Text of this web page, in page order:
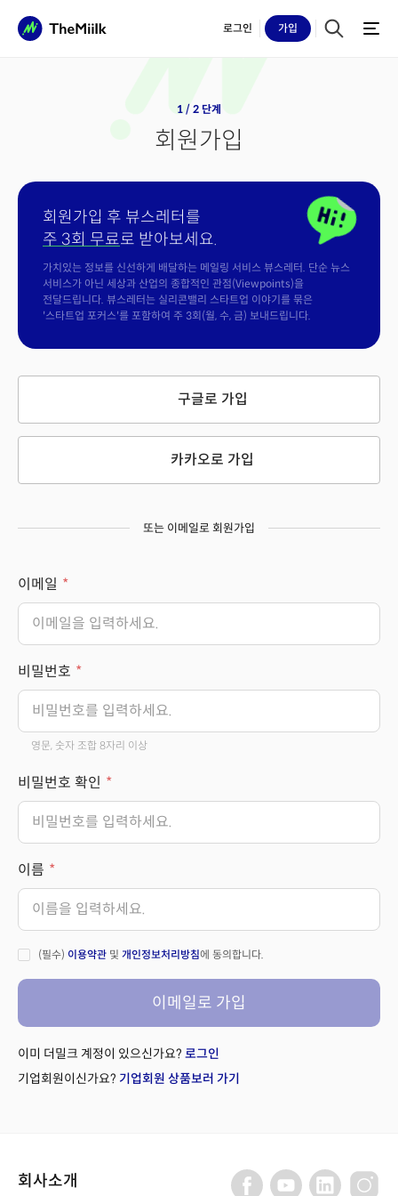
로그인 가입
1 / 2 단계
회원가입
회원가입 후 뷰스레터를
주 3회 무료로 받아보세요.
가치있는 정보를 신선하게 배달하는 메일링 서비스 뷰스레터. 단순 뉴스
서비스가 아닌 세상과 산업의 종합적인 관점(Viewpoints)을
전달드립니다. 뷰스레터는 실리콘밸리 스타트업 이야기를 묶은
'스타트업 포커스'를 포함하여 주 3회(월, 수, 금) 보내드립니다.
구글로 가입
카카오로 가입
또는 이메일로 회원가입
이메일
비밀번호
영문, 숫자 조합 8자리 이상
비밀번호 확인
이름
(필수) 이용약관 및 개인정보처리방침에 동의합니다.
이메일로 가입
이미 더밀크 계정이 있으신가요? 로그인
기업회원이신가요? 기업회원 상품보러 가기
회사소개